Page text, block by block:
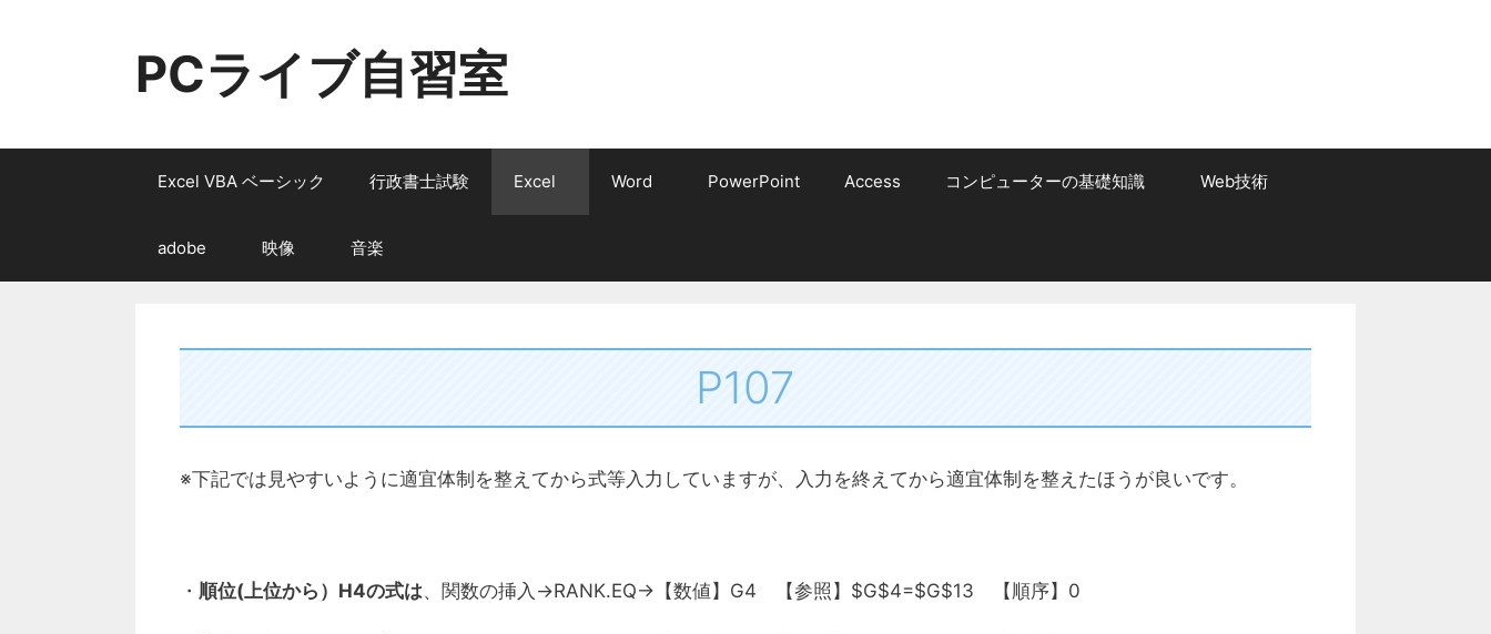
へ
PCライブ自習室
Excel VBA ベーシック 行政書士試験 Excel Word PowerPoint Access コンピューターの基礎知識 Web技術
adobe 映像 音楽
P107
※下記では見やすいように適宜体制を整えてから式等入力していますが、入力を終えてから適宜体制を整えたほうが良いです。
・ 順位(上位から）H4の式は、関数の挿入→RANK.EQ→【数値】G4 【参照】$G$4=$G$13 【順序】0